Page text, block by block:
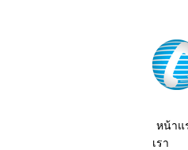
หน้าแ
เรา